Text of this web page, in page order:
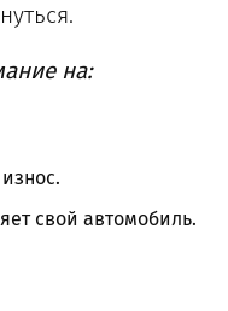
на:
свой автомобиль.